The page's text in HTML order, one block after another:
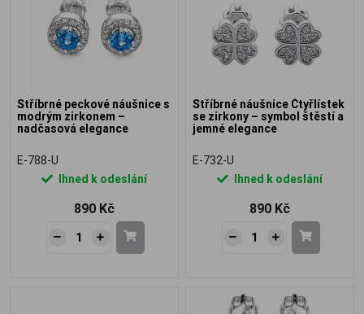
Stříbrné peckové náušnice s
modrým zirkonem –
nadčasová elegance
E-788-U
Ihned k odeslání
890 Kč
Stříbrné náušnice Čtyřlístek
se zirkony – symbol štěstí a
jemné elegance
E-732-U
Ihned k odeslání
890 Kč